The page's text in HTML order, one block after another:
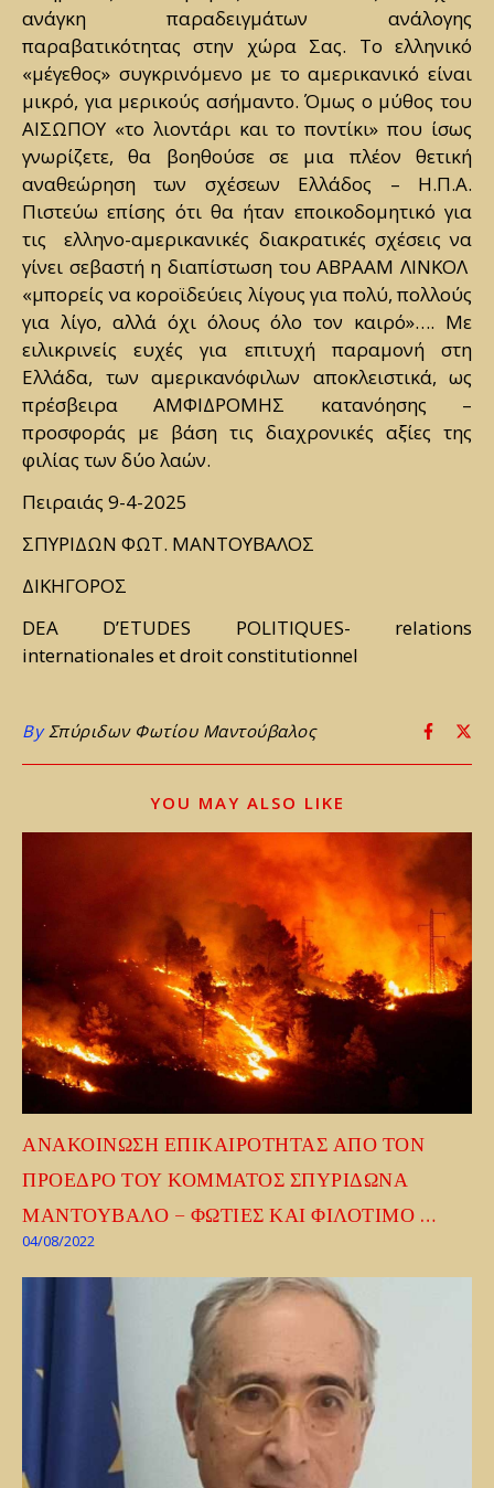
ανάγκη παραδειγμάτων ανάλογης
παραβατικότητας στην χώρα Σας. Το ελληνικό
«μέγεθος» συγκρινόμενο με το αμερικανικό είναι
μικρό, για μερικούς ασήμαντο. Όμως ο μύθος του
ΑΙΣΩΠΟΥ «το λιοντάρι και το ποντίκι» που ίσως
γνωρίζετε, θα βοηθούσε σε μια πλέον θετική
αναθεώρηση των σχέσεων Ελλάδος – Η.Π.Α.
Πιστεύω επίσης ότι θα ήταν εποικοδομητικό για
τις ελληνο-αμερικανικές διακρατικές σχέσεις να
γίνει σεβαστή η διαπίστωση του ΑΒΡΑΑΜ ΛΙΝΚΟΛ
«μπορείς να κοροϊδεύεις λίγους για πολύ, πολλούς
για λίγο, αλλά όχι όλους όλο τον καιρό»…. Με
ειλικρινείς ευχές για επιτυχή παραμονή στη
Ελλάδα, των αμερικανόφιλων αποκλειστικά, ως
πρέσβειρα ΑΜΦΙΔΡΟΜΗΣ κατανόησης –
προσφοράς με βάση τις διαχρονικές αξίες της
φιλίας των δύο λαών.
Πειραιάς 9-4-2025
ΣΠΥΡΙΔΩΝ ΦΩΤ. ΜΑΝΤΟΥΒΑΛΟΣ
ΔΙΚΗΓΟΡΟΣ
DEA D’ETUDES POLITIQUES- relations
internationales et droit constitutionnel
ByΣπύριδων Φωτίου Μαντούβαλος
YOU MAY ALSO LIKE
ΑΝΑΚΟΙΝΩΣΗ ΕΠΙΚΑΙΡΟΤΗΤΑΣ ΑΠΟ ΤΟΝ
ΠΡΟΕΔΡΟ ΤΟΥ ΚΟΜΜΑΤΟΣ ΣΠΥΡΙΔΩΝΑ
ΜΑΝΤΟΥΒΑΛΟ – ΦΩΤΙΕΣ ΚΑΙ ΦΙΛΟΤΙΜΟ …
04/08/2022